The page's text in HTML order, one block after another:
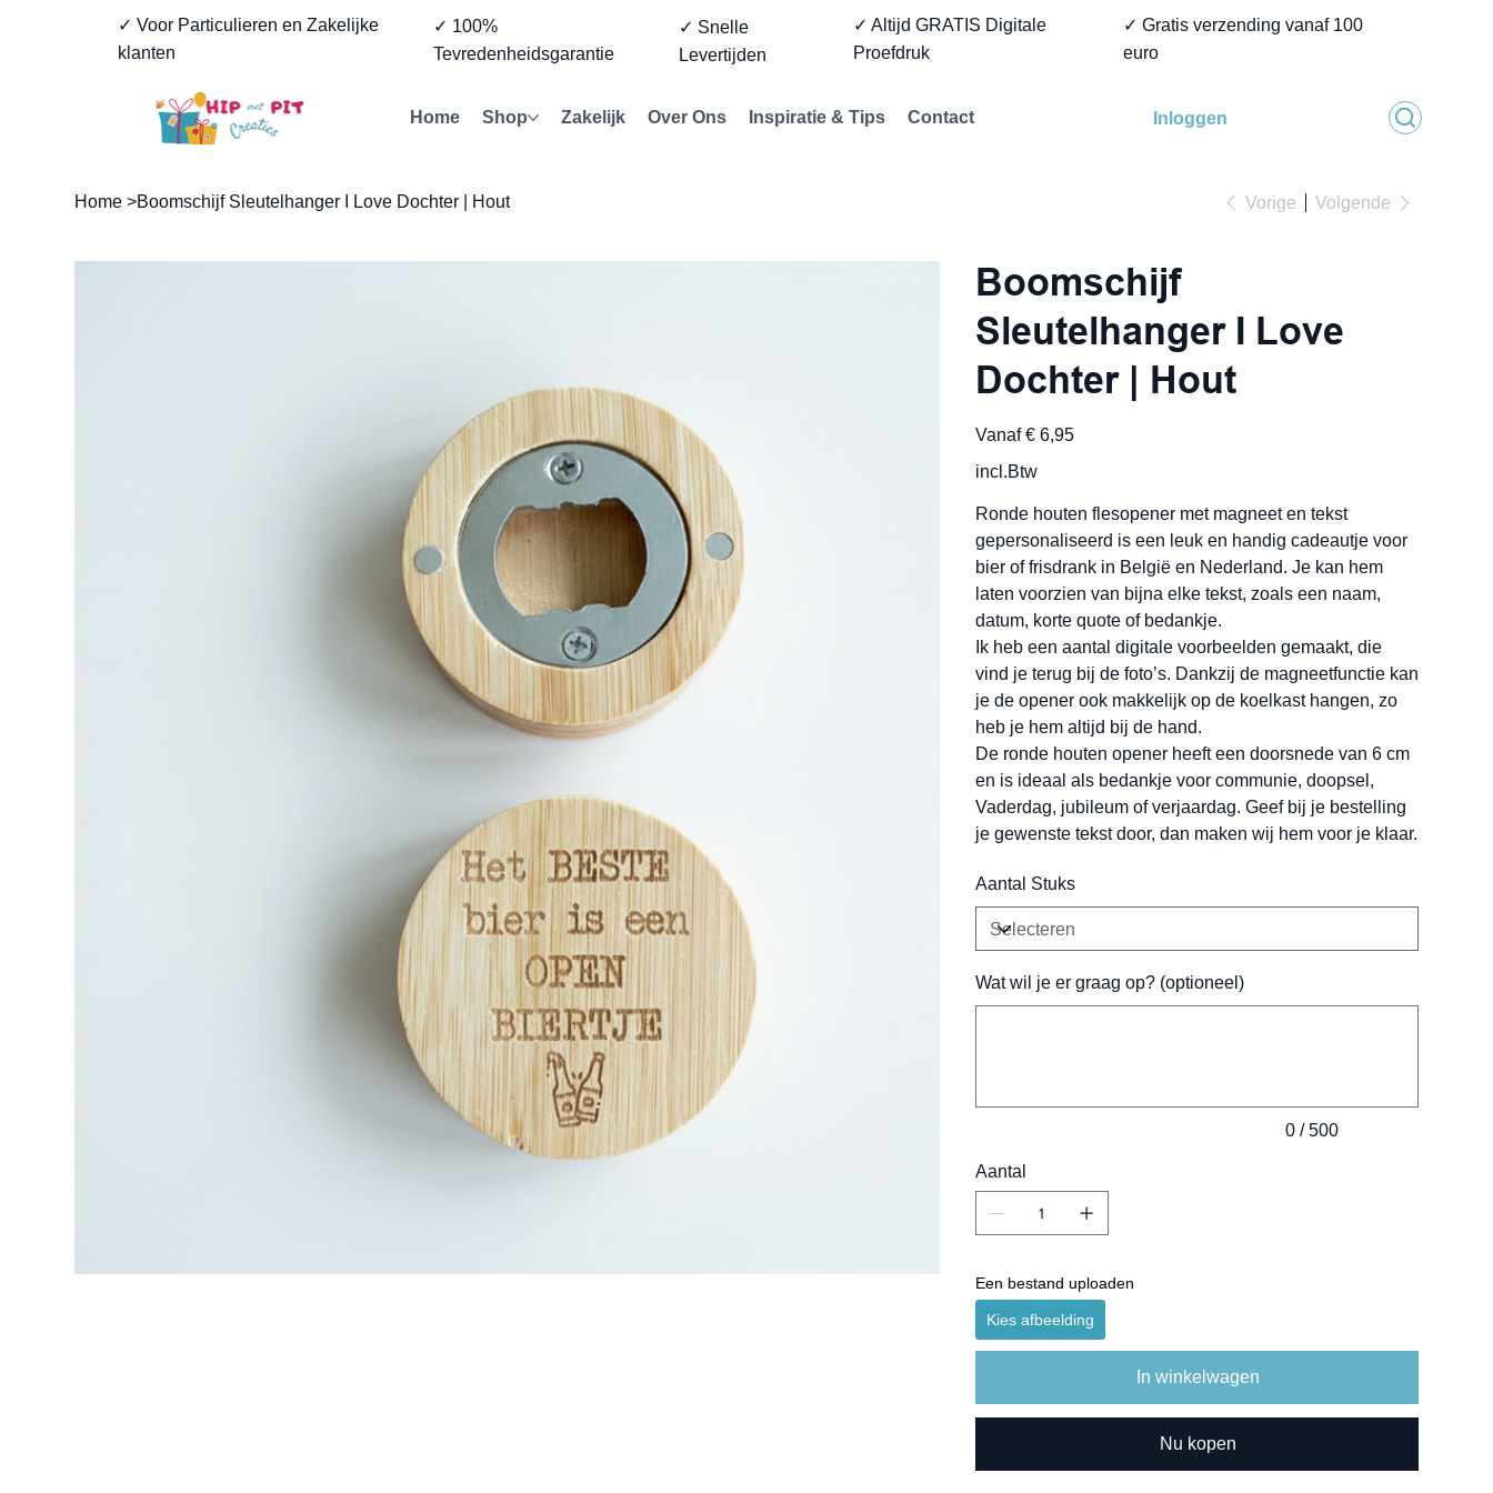
✓ Voor Particulieren en Zakelijke
klanten
✓ 100%
Tevredenheidsgarantie
✓ Snelle
Levertijden
✓ Altijd GRATIS Digitale
Proefdruk
✓ Gratis verzending vanaf 100
euro
Home Shop Zakelijk Over Ons Inspiratie & Tips Contact Inloggen
Home >Boomschijf Sleutelhanger I Love Dochter | Hout Vorige Volgende
Boomschijf
Sleutelhanger I Love
Dochter | Hout
Vanaf Prijs
€ 6,95
incl.Btw
Ronde houten flesopener met magneet en tekst
gepersonaliseerd is een leuk en handig cadeautje voor
bier of frisdrank in België en Nederland. Je kan hem
laten voorzien van bijna elke tekst, zoals een naam,
datum, korte quote of bedankje.
Ik heb een aantal digitale voorbeelden gemaakt, die
vind je terug bij de foto’s. Dankzij de magneetfunctie kan
je de opener ook makkelijk op de koelkast hangen, zo
heb je hem altijd bij de hand.
De ronde houten opener heeft een doorsnede van 6 cm
en is ideaal als bedankje voor communie, doopsel,
Vaderdag, jubileum of verjaardag. Geef bij je bestelling
je gewenste tekst door, dan maken wij hem voor je klaar.
Aantal Stuks
Wat wil je er graag op? (optioneel)
0 / 500
Aantal
Een bestand uploaden
Kies afbeelding
In winkelwagen
Nu kopen